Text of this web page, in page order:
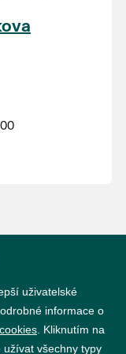
na Seznam
dědictví
uživatelské
informace o
. Kliknutím na
užívat všechny typy